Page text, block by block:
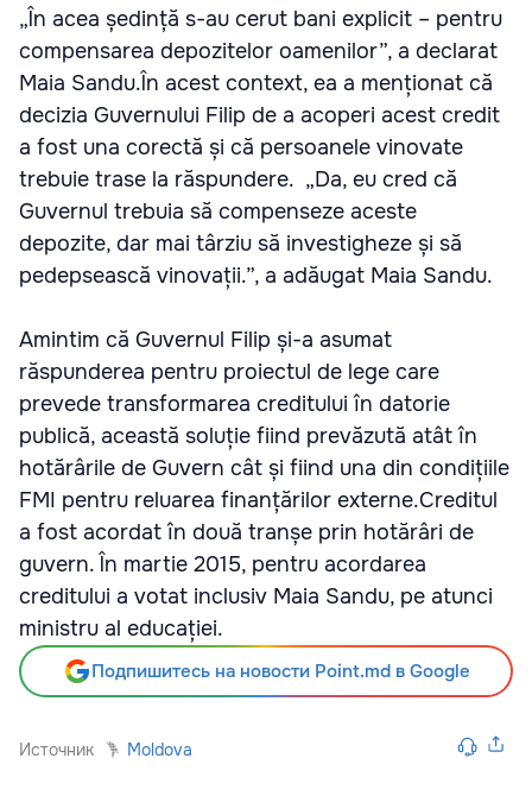
„În acea ședință s-au cerut bani explicit – pentru
compensarea depozitelor oamenilor”, a declarat
Maia Sandu.În acest context, ea a menționat că
decizia Guvernului Filip de a acoperi acest credit
a fost una corectă și că persoanele vinovate
trebuie trase la răspundere. „Da, eu cred că
Guvernul trebuia să compenseze aceste
depozite, dar mai târziu să investigheze și să
pedepsească vinovații.”, a adăugat Maia Sandu.
Amintim că Guvernul Filip și-a asumat
răspunderea pentru proiectul de lege care
prevede transformarea creditului în datorie
publică, această soluție fiind prevăzută atât în
hotărârile de Guvern cât și fiind una din condițiile
FMI pentru reluarea finanțărilor externe.Creditul
a fost acordat în două tranșe prin hotărâri de
guvern. În martie 2015, pentru acordarea
creditului a votat inclusiv Maia Sandu, pe atunci
ministru al educației.
Подпишитесь на новости Point.md в Google
Источник Moldova